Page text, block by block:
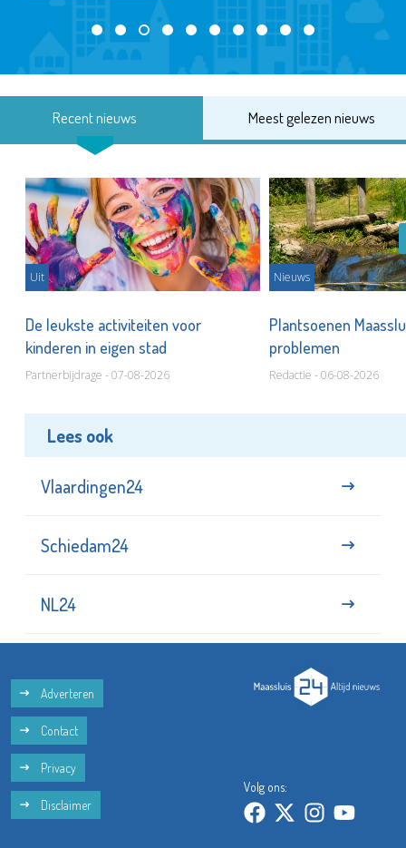
Recent nieuws Meest gelezen nieuws
Uit
De leukste activiteiten voor
kinderen in eigen stad
Partnerbijdrage - 07-08-2026
Nieuws
Plantsoenen
problemen
Redactie - 06-08-2026
Lees ook
Vlaardingen24
Schiedam24
NL24
Adverteren
Contact
Privacy
Disclaimer
Volg ons: